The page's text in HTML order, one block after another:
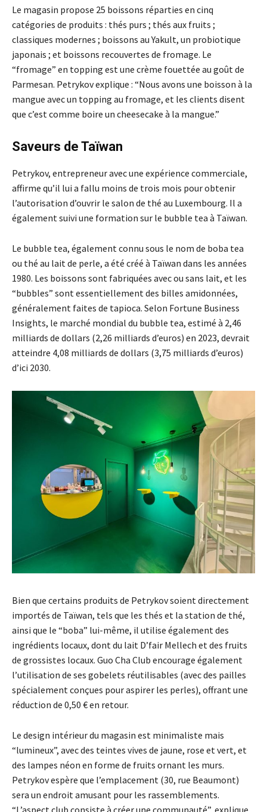
Le magasin propose 25 boissons réparties en cinq
catégories de produits : thés purs ; thés aux fruits ;
classiques modernes ; boissons au Yakult, un probiotique
japonais ; et boissons recouvertes de fromage. Le
“fromage” en topping est une crème fouettée au goût de
Parmesan. Petrykov explique : “Nous avons une boisson à la
mangue avec un topping au fromage, et les clients disent
que c’est comme boire un cheesecake à la mangue.”
Saveurs de Taïwan
Petrykov, entrepreneur avec une expérience commerciale,
affirme qu’il lui a fallu moins de trois mois pour obtenir
l’autorisation d’ouvrir le salon de thé au Luxembourg. Il a
également suivi une formation sur le bubble tea à Taïwan.
Le bubble tea, également connu sous le nom de boba tea
ou thé au lait de perle, a été créé à Taïwan dans les années
1980. Les boissons sont fabriquées avec ou sans lait, et les
“bubbles” sont essentiellement des billes amidonnées,
généralement faites de tapioca. Selon Fortune Business
Insights, le marché mondial du bubble tea, estimé à 2,46
milliards de dollars (2,26 milliards d’euros) en 2023, devrait
atteindre 4,08 milliards de dollars (3,75 milliards d’euros)
d’ici 2030.
Bien que certains produits de Petrykov soient directement
importés de Taïwan, tels que les thés et la station de thé,
ainsi que le “boba” lui-même, il utilise également des
ingrédients locaux, dont du lait D’fair Mellech et des fruits
de grossistes locaux. Guo Cha Club encourage également
l’utilisation de ses gobelets réutilisables (avec des pailles
spécialement conçues pour aspirer les perles), offrant une
réduction de 0,50 € en retour.
Le design intérieur du magasin est minimaliste mais
“lumineux”, avec des teintes vives de jaune, rose et vert, et
des lampes néon en forme de fruits ornant les murs.
Petrykov espère que l’emplacement (30, rue Beaumont)
sera un endroit amusant pour les rassemblements.